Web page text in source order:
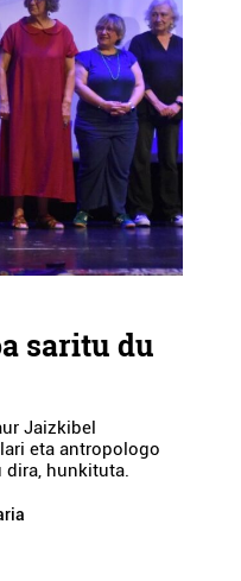
saritu du
Jaizkibel
eta antropologo
dira, hunkituta.